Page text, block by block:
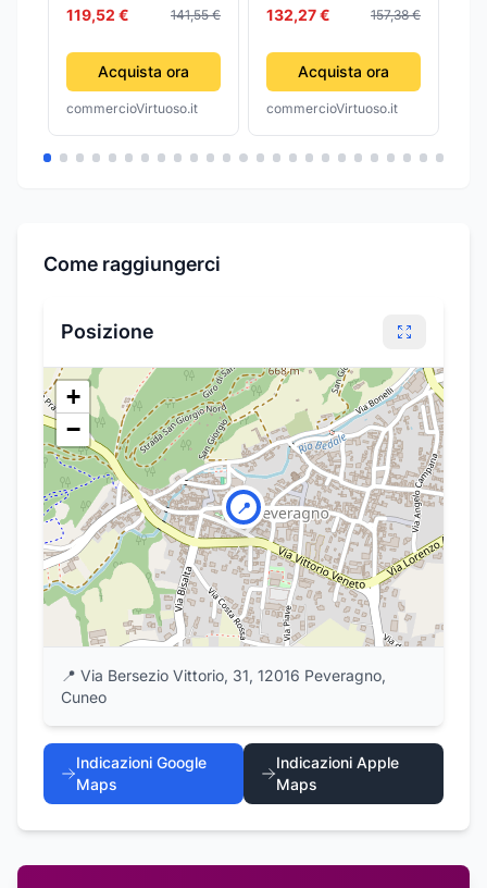
NICOL- metri 100
119,52 € 141,55 €
Acquista ora
commercioVirtuoso.it
NICOL- metri 50
132,27 € 157,38 €
Acquista ora
commercioVirtuoso.it
Come raggiungerci
Posizione
📍
+
−
📍 Via Bersezio Vittorio, 31, 12016 Peveragno,
Cuneo
Indicazioni Google
Maps
Indicazioni Apple
Maps